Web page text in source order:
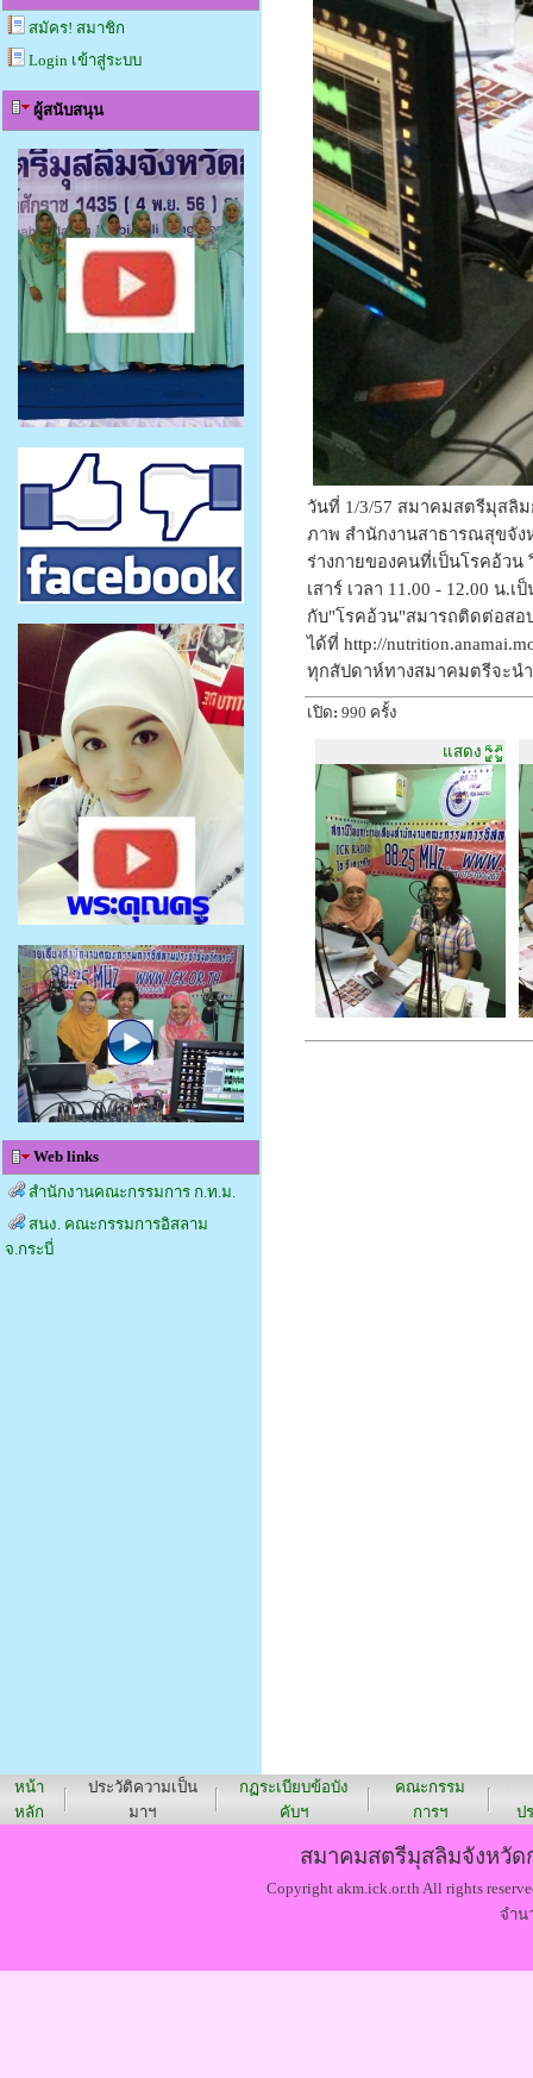
สมัคร! สมาชิก
Login เข้าสู่ระบบ
ผู้สนับสนุน
Web links
สำนักงานคณะกรรมการ ก.ท.ม.
สนง. คณะกรรมการอิสลาม
จ.กระบี่
วันที่ 1/3/57 สมาคมสตรีมุสลิ
ภาพ สำนักงานสาธารณสุขจัง
ร่างกายของคนที่เป็นโรคอ้ว
เสาร์ เวลา 11.00 - 12.00 น
กับ"โรคอ้วน"สมารถติดต่อสอ
ได้ที่ http://
ทุกสัปดาห์ทางสมาคมตรีจะน
เปิด: 990 ครั้ง
แสดง
หน้า
หลัก
ประวัติความเป็น
มาฯ
กฏระเบียบข้อบัง
คับฯ
คณะกรรม
การฯ
ป
สมาคมสตรีมุสลิมจังหวัด
Copyright akm.ick.or.th All rights
จำน